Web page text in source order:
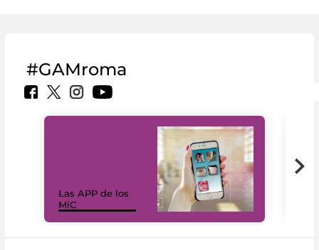
#GAMroma
Las APP de los
MiC